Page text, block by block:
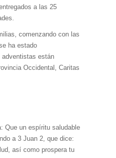
a las 25
comenzando con las
ha estado
adventistas están
Occidental, Caritas
Que un espíritu saludable
a 3 Juan 2, que dice:
así como prospera tu